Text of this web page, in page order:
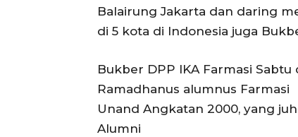
Balairung Jakarta dan daring
di 5 kota di Indonesia juga
Bukber DPP IKA Farmasi
Ramadhanus alumnus Farmasi
Unand Angkatan 2000, yang
Alumni